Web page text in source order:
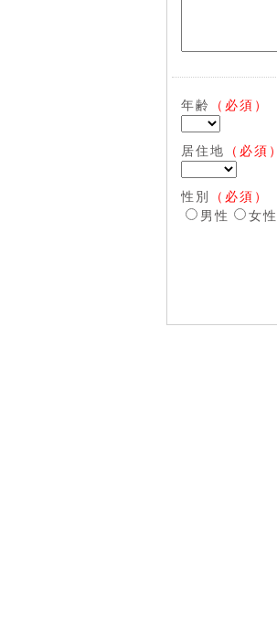
年齢 （必須）
居住地 （必須）
性別
（必須）
男性
女性